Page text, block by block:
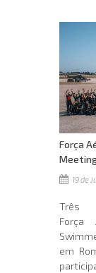
Força
19 de
Três
Força
em